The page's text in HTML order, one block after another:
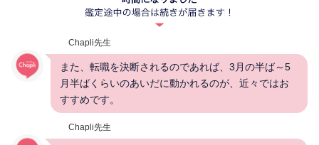
Chapli先生
また、転職を決断されるのであれば、3月の半ば～5
月半ばくらいのあいだに動かれるのが、近々ではお
すすめです。
Chapli先生